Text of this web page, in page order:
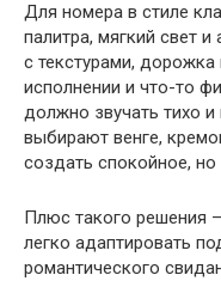
Для номера в стиле
палитра, мягкий свет
с текстурами,
исполнении и что-то
должно звучать тихо
выбирают венге,
создать спокойное,
Плюс такого решения
легко адаптировать
романтического